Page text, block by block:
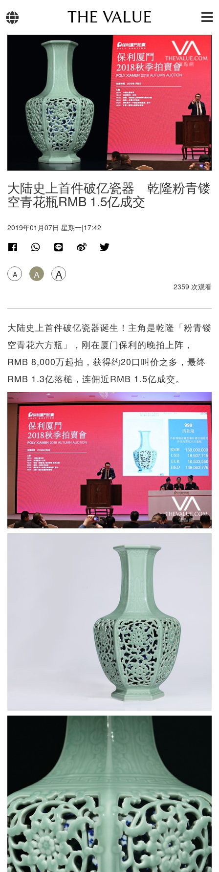
THE VALUE
大陆史上首件破亿瓷器 乾隆粉青镂
空青花瓶RMB 1.5亿成交
2019年01月07日 星期一|17:42
A A A
2359 次观看
大陆史上首件破亿瓷器诞生！主角是乾隆「粉青镂
空青花六方瓶」，刚在厦门保利的晚拍上阵，
RMB 8,000万起拍，获得约20口叫价之多，最终
RMB 1.3亿落槌，连佣近RMB 1.5亿成交。